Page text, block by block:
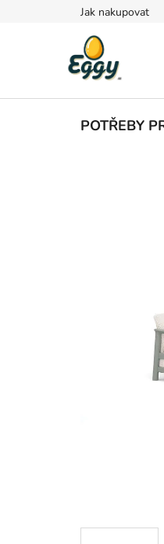
Jak nakupovat
POTŘEBY